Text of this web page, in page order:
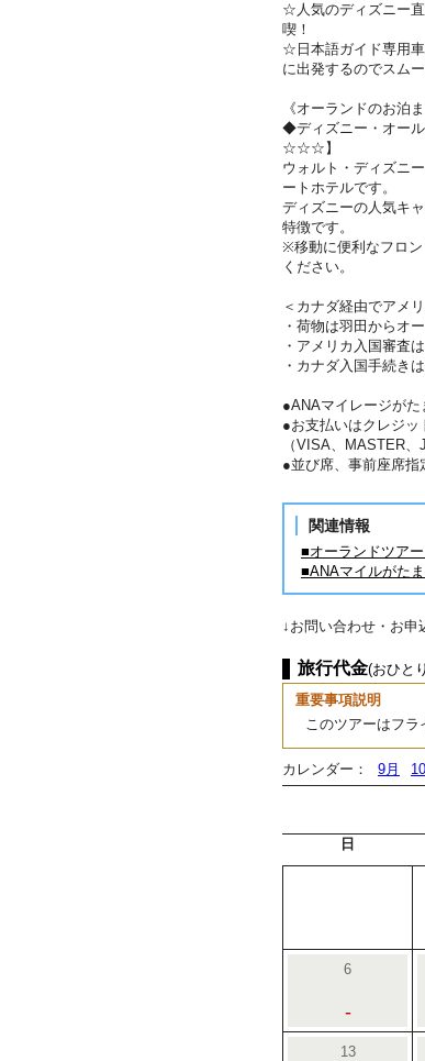
☆人気のディズニー
喫！
☆日本語ガイド専用
に出発するのでスム
《オーランドのお泊
◆ディズニー・オー
☆☆☆】
ウォルト・ディズニ
ートホテルです。
ディズニーの人気キ
特徴です。
※移動に便利なフロ
ください。
＜カナダ経由でアメ
・荷物は羽田からオ
・アメリカ入国審査
・カナダ入国手続き
●ANAマイレージがた
●お支払いはクレジッ
（VISA、MASTER
●並び席、事前座席指
関連情報
■オーランドツア
■ANAマイルがた
↓お問い合わせ・お申
旅行代金(おひと
重要事項説明
このツアーはフラ
カレンダー： 9月
日
6
-
13